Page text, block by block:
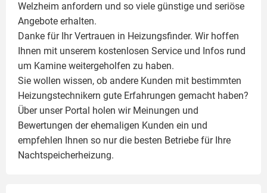
Welzheim anfordern und so viele günstige und seriöse
Angebote erhalten.
Danke für Ihr Vertrauen in Heizungsfinder. Wir hoffen
Ihnen mit unserem kostenlosen Service und Infos rund
um Kamine weitergeholfen zu haben.
Sie wollen wissen, ob andere Kunden mit bestimmten
Heizungstechnikern gute Erfahrungen gemacht haben?
Über unser Portal holen wir Meinungen und
Bewertungen der ehemaligen Kunden ein und
empfehlen Ihnen so nur die besten Betriebe für Ihre
Nachtspeicherheizung.